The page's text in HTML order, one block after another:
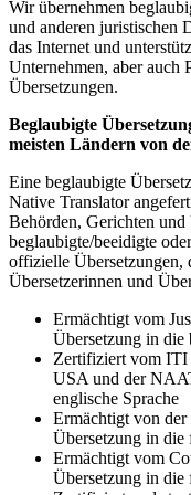
Wir übernehmen
und anderen juristischen
das Internet und
Unternehmen, aber auch
Übersetzungen.
Beglaubigte
meisten Ländern von
Eine beglaubigte
Native Translator
Behörden, Gerichten
beglaubigte/beeidigte
offizielle Übersetzungen,
Übersetzerinnen und
Ermächtigt vom
Übersetzung in die
Zertifiziert vom ITI
USA und der
englische Sprache
Ermächtigt von
Übersetzung in die
Ermächtigt vom
Übersetzung in die